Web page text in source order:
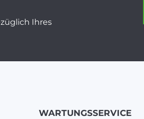
Ihres
WARTUNGSSERVICE